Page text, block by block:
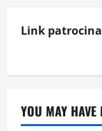
Link
YOU MAY HAVE